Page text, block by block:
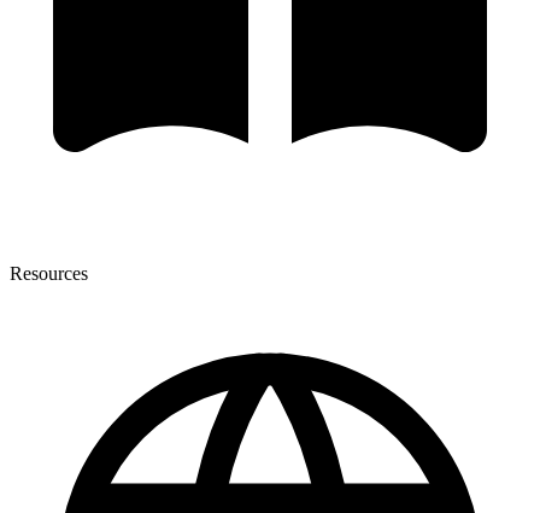
Resources